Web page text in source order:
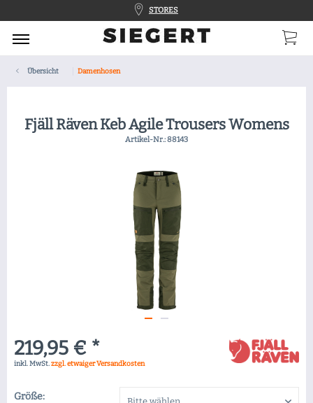
STORES
Übersicht Damenhosen
Fjäll Räven Keb Agile Trousers Womens
Artikel-Nr.:88143
219,95 € *
inkl. MwSt.zzgl. etwaiger Versandkosten
Größe: